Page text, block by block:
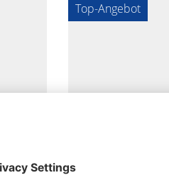
–
Top-Angebot
Sommeraktion: Bis